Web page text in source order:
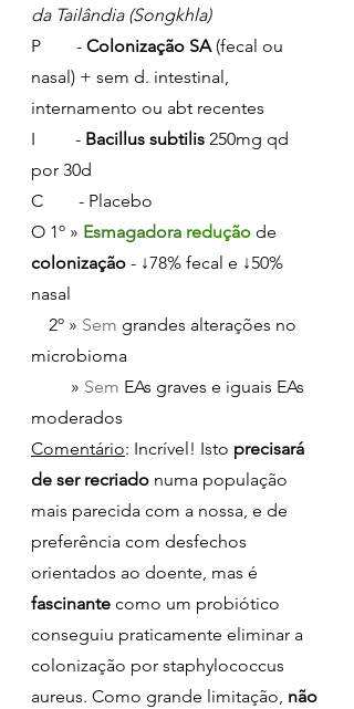
da Tailândia (Songkhla)
P        - Colonização SA (fecal ou
nasal) + sem d. intestinal,
internamento ou abt recentes
I         - Bacillus subtilis 250mg qd
por 30d
C        - Placebo
O 1º » Esmagadora redução de
colonização - ↓78% fecal e ↓50%
nasal
    2º »
Sem grandes alterações no
microbioma
         »
Sem EAs graves e iguais EAs
moderados
Comentário: Incrível! Isto precisará
de ser recriado numa população
mais parecida com a nossa, e de
preferência com desfechos
orientados ao doente, mas é
fascinante como um probiótico
conseguiu praticamente eliminar a
colonização por staphylococcus
aureus. Como grande limitação, não